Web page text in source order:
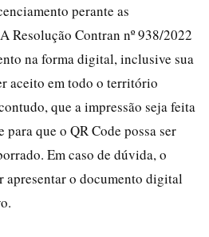
perante as
Resolução Contran nº 938/2022
na forma digital, inclusive sua
aceito em todo o território
que a impressão seja feita
que o QR Code possa ser
Em caso de dúvida, o
apresentar o documento digital